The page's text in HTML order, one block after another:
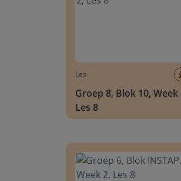
Les
Groep 8, Blok 10, Week
Les 8